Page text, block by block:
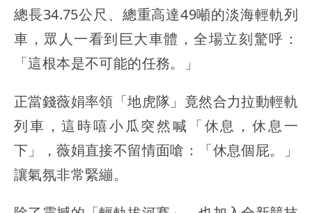
總長34.75公尺、總重高達49噸的淡海輕軌列
車，眾人一看到巨大車體，全場立刻驚呼：
「這根本是不可能的任務。」
正當錢薇娟率領「地虎隊」竟然合力拉動輕軌
列車，這時嘻小瓜突然喊「休息，休息一
下」，薇娟直接不留情面嗆：「休息個屁。」
讓氣氛非常緊繃。